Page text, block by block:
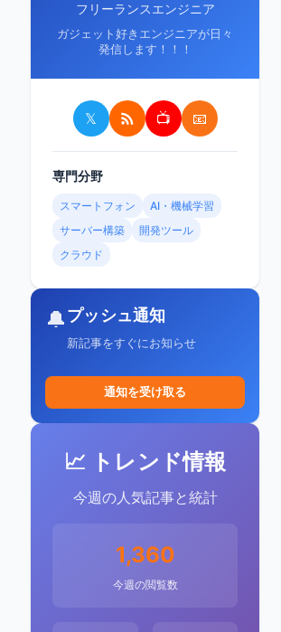
フリーランスエンジニア
ガジェット好きエンジニアが日々
発信します！！！
𝕏 📺 📧
専門分野
スマートフォン
AI・機械学習
サーバー構築
開発ツール
クラウド
🔔プッシュ通知
新記事をすぐにお知らせ
通知を受け取る
📈 トレンド情報
今週の人気記事と統計
1,360
今週の閲覧数